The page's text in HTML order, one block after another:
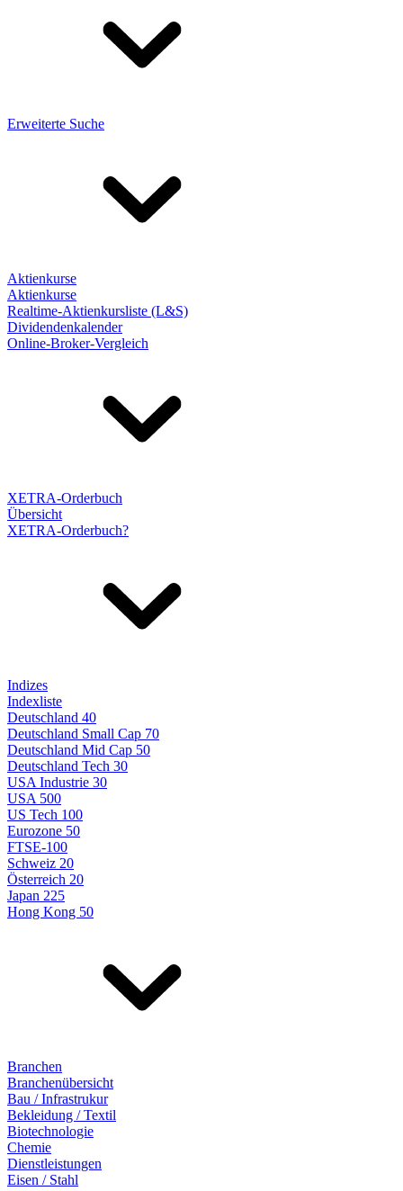
Erweiterte Suche
Aktienkurse
Aktienkurse
Realtime-Aktienkursliste (L&S)
Dividendenkalender
Online-Broker-Vergleich
XETRA-Orderbuch
Übersicht
XETRA-Orderbuch?
Indizes
Indexliste
Deutschland 40
Deutschland Small Cap 70
Deutschland Mid Cap 50
Deutschland Tech 30
USA Industrie 30
USA 500
US Tech 100
Eurozone 50
FTSE-100
Schweiz 20
Österreich 20
Japan 225
Hong Kong 50
Branchen
Branchenübersicht
Bau / Infrastrukur
Bekleidung / Textil
Biotechnologie
Chemie
Dienstleistungen
Eisen / Stahl